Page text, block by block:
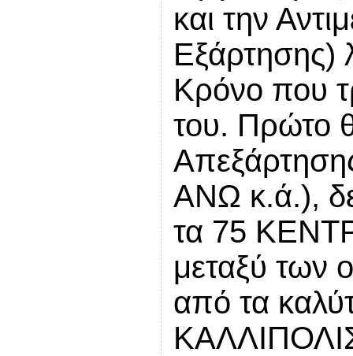
και την
Εξάρτησης)
Κρόνο που
του. Πρώτο
ΑΝΩ κ.ά.),
τα 75
μεταξύ των
από τα